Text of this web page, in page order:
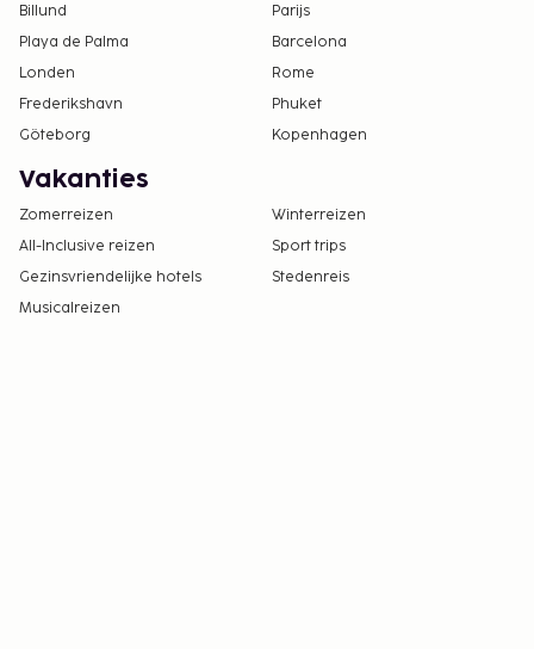
Billund
Parijs
Playa de Palma
Barcelona
Londen
Rome
Frederikshavn
Phuket
Göteborg
Kopenhagen
Vakanties
Zomerreizen
Winterreizen
All-Inclusive reizen
Sport trips
Gezinsvriendelijke hotels
Stedenreis
Musicalreizen